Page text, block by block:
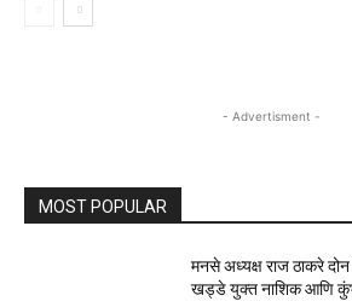
- Advertisment -
MOST POPULAR
मनसे अध्यक्ष राज ठाकरे दोन
खड्डे युक्त नाशिक आणि